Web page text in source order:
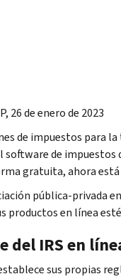
26 de enero de 2023
de impuestos para
software de
gratuita, ahora
pública-privada
productos en línea
del IRS en
sus propias